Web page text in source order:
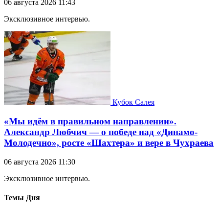
06 августа 2026 11:43
Эксклюзивное интервью.
Кубок Салея
«Мы идём в правильном направлении».
Александр Любчич — о победе над «Динамо-
Молодечно», росте «Шахтера» и вере в Чухраева
06 августа 2026 11:30
Эксклюзивное интервью.
Темы Дня